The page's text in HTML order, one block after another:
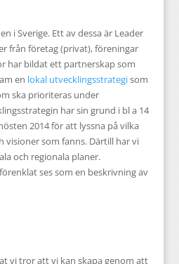
i Sverige. Ett av dessa är Leader
från företag (privat), föreningar
har bildat ett partnerskap som
en lokal utvecklingsstrategisom
ska prioriteras under
har sin grund i bl a 14
2014 för att lyssna på vilka
visioner som fanns. Därtill har vi
och regionala planer.
ses som en beskrivning av
vi tror att vi kan skapa genom att